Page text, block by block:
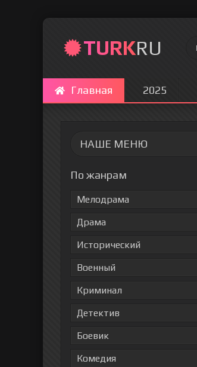
TURKRU
Главная 2025
НАШЕ МЕНЮ
По жанрам
Мелодрама
Драма
Исторический
Военный
Криминал
Детектив
Боевик
Комедия